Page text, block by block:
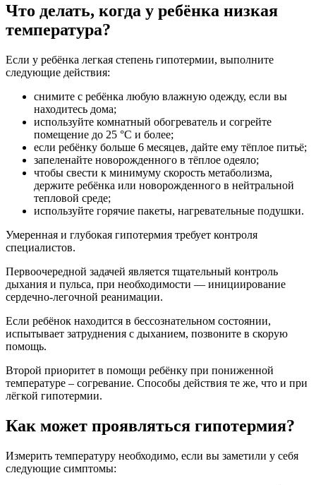
Что делать, когда у ребёнка низкая
температура?
Если у ребёнка легкая степень гипотермии, выполните
следующие действия:
снимите с ребёнка любую влажную одежду, если вы
находитесь дома;
используйте комнатный обогреватель и согрейте
помещение до 25 °С и более;
если ребёнку больше 6 месяцев, дайте ему тёплое питьё;
запеленайте новорожденного в тёплое одеяло;
чтобы свести к минимуму скорость метаболизма,
держите ребёнка или новорожденного в нейтральной
тепловой среде;
используйте горячие пакеты, нагревательные подушки.
Умеренная и глубокая гипотермия требует контроля
специалистов.
Первоочередной задачей является тщательный контроль
дыхания и пульса, при необходимости — инициирование
сердечно-легочной реанимации.
Если ребёнок находится в бессознательном состоянии,
испытывает затруднения с дыханием, позвоните в скорую
помощь.
Второй приоритет в помощи ребёнку при пониженной
температуре – согревание. Способы действия те же, что и при
лёгкой гипотермии.
Как может проявляться гипотермия?
Измерить температуру необходимо, если вы заметили у себя
следующие симптомы: